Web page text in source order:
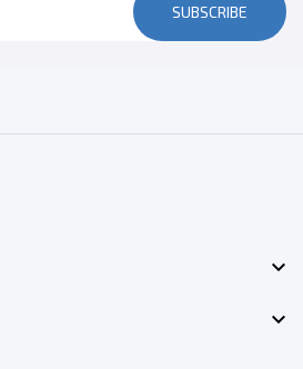
SUBSCRIBE

